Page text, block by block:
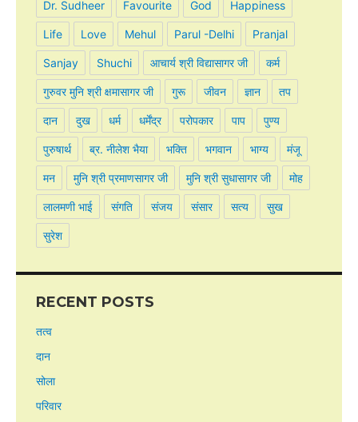
Dr. Sudheer Favourite God Happiness
Life Love Mehul Parul -Delhi Pranjal
Sanjay Shuchi आचार्य श्री विद्यासागर जी कर्म
गुरुवर मुनि श्री क्षमासागर जी गुरू जीवन ज्ञान तप
दान दुख धर्म धर्मेंद्र परोपकार पाप पुण्य
पुरुषार्थ ब्र. नीलेश भैया भक्ति भगवान भाग्य मंजू
मन मुनि श्री प्रमाणसागर जी मुनि श्री सुधासागर जी मोह
लालमणी भाई संगति संजय संसार सत्य सुख
सुरेश
RECENT POSTS
तत्व
दान
सोला
परिवार